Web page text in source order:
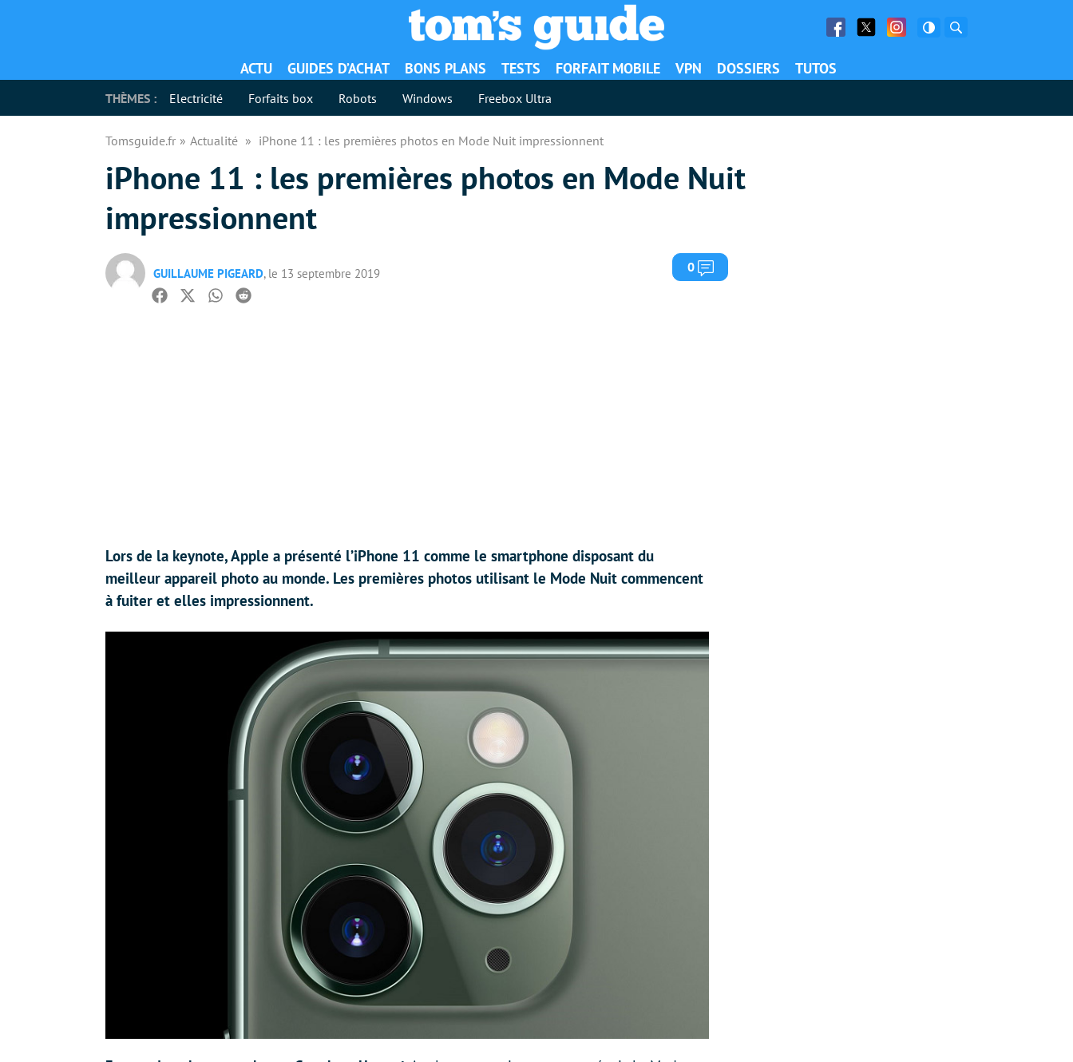
Facebook
Twitter Facebook
ACTU GUIDES D’ACHAT BONS PLANS TESTS FORFAIT MOBILE VPN DOSSIERS TUTOS
THÈMES : Electricité Forfaits box Robots Windows Freebox Ultra
Tomsguide.fr Actualité iPhone 11 : les premières photos en Mode Nuit impressionnent
iPhone 11 : les premières photos en Mode Nuit
impressionnent
GUILLAUME PIGEARD, le 13 septembre 2019 0 Commentaires
Facebook
TwitterWhatsapp
Reddit
Lors de la keynote, Apple a présenté l’iPhone 11 comme le smartphone disposant du
meilleur appareil photo au monde. Les premières photos utilisant le Mode Nuit commencent
à fuiter et elles impressionnent.